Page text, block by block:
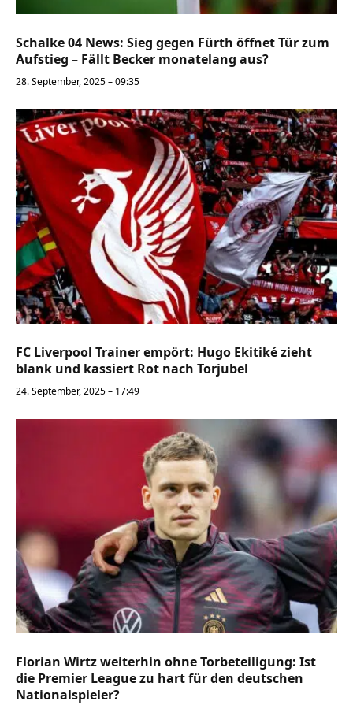
Schalke 04 News: Sieg gegen Fürth öffnet Tür zum
Aufstieg – Fällt Becker monatelang aus?
28. September, 2025 – 09:35
FC Liverpool Trainer empört: Hugo Ekitiké zieht
blank und kassiert Rot nach Torjubel
24. September, 2025 – 17:49
Florian Wirtz weiterhin ohne Torbeteiligung: Ist
die Premier League zu hart für den deutschen
Nationalspieler?